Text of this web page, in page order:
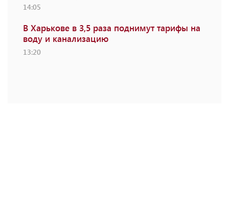
14:05
В Харькове в 3,5 раза поднимут тарифы на
воду и канализацию
13:20